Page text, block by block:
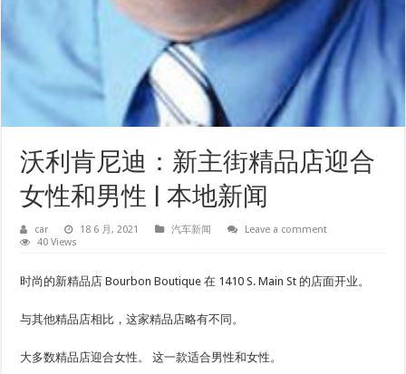
沃利肯尼迪：新主街精品店迎合
女性和男性 | 本地新闻
car 18 6 月, 2021 汽车新闻
Leave a comment
40 Views
时尚的新精品店 Bourbon Boutique 在 1410 S. Main St 的店面开业。
与其他精品店相比，这家精品店略有不同。
大多数精品店迎合女性。 这一款适合男性和女性。